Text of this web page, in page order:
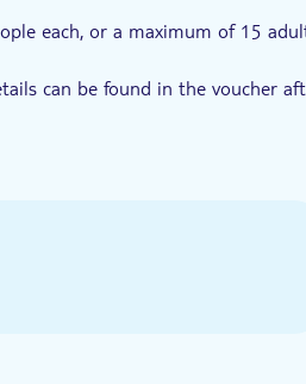
each, or a maximum of 15
can be found in the voucher
Also due to this, the activity is